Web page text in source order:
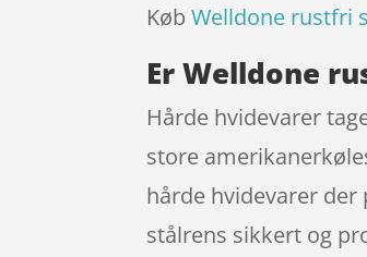
KøbWelldone rustfri
Er Welldone
Hårde hvidevarer
store
hårde hvidevarer der
stålrens sikkert og